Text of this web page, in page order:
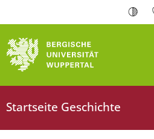
Startseite Geschichte